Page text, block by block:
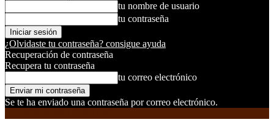
tu nombre de usuario
tu contraseña
¿Olvidaste tu contraseña? consigue ayuda
Recuperación de contraseña
Recupera tu contraseña
tu correo electrónico
Se te ha enviado una contraseña por correo electrónico.